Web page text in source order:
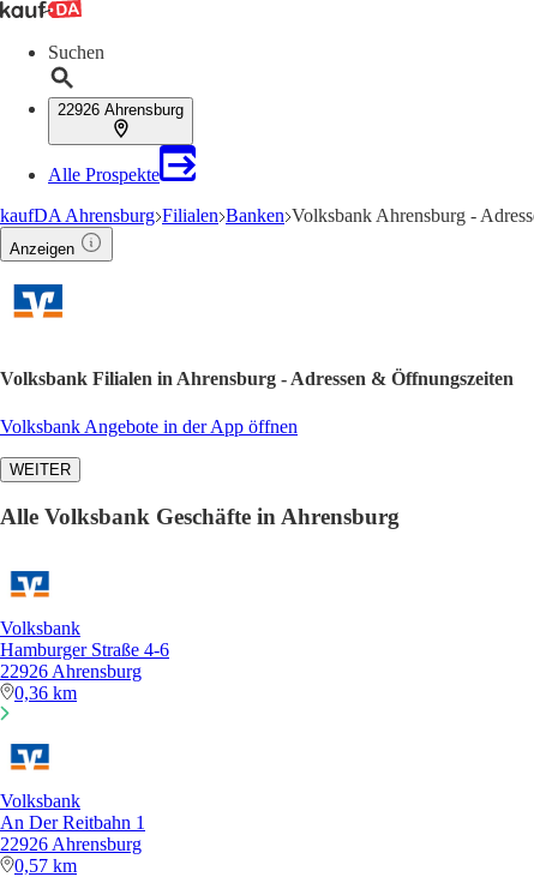
Suchen
22926 Ahrensburg
Alle Prospekte
kaufDA Ahrensburg Filialen Banken Volksbank Ahrensburg -
Anzeigen
Volksbank Filialen in Ahrensburg - Adressen & Öffnungszeiten
Volksbank Angebote in der App öffnen
WEITER
Alle Volksbank Geschäfte in Ahrensburg
Volksbank
Hamburger Straße 4-6
22926 Ahrensburg
0,36 km
Volksbank
An Der Reitbahn 1
22926 Ahrensburg
0,57 km